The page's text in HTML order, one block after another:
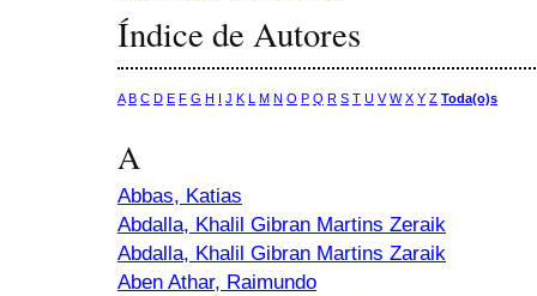
Índice de Autores
A B C D E F G H I J K L M N O P Q R S T U V W X Y Z Toda(o)s
A
Abbas, Katias
Abdalla, Khalil Gibran Martins Zeraik
Abdalla, Khalil Gibran Martins Zaraik
Aben Athar, Raimundo